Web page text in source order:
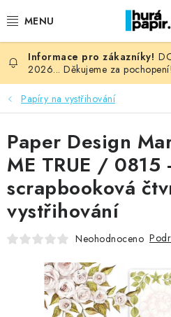
na
NOVINKY
HURÁ DÍLNA
VŠECHNO ZBOŽÍ
KNIHAŘSKÝ MATERIÁL
KURZY NATY LYSAK
OBLÍBENÉ ♥️
FOTORECENZE
MOJE OBJEDNÁVKA
2026... Děkujeme za pochopení!
Papíry na vystřihování
Paper Design
ME TRUE / 0815
scrapbooková
vystřihování
Neohodnoceno